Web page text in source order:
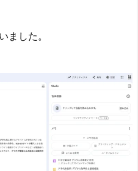
ました。